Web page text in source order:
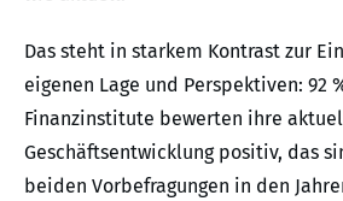
Das steht in starkem Kontrast zur
eigenen Lage und Perspektiven: 92
Finanzinstitute bewerten ihre
Geschäftsentwicklung positiv, das
beiden Vorbefragungen in den